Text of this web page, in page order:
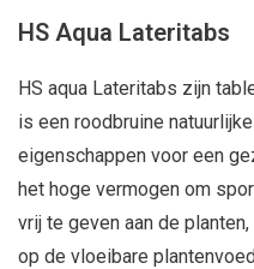
HS Aqua Lateritabs
HS aqua Lateritabs zijn
is een roodbruine
eigenschappen voor een
het hoge vermogen om
vrij te geven aan de
op de vloeibare